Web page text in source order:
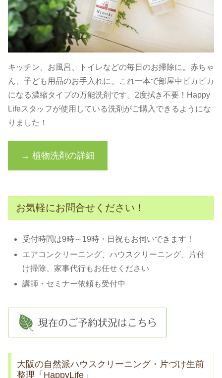
キッチン、お風呂、トイレなどの毎日のお掃除に。赤ちゃ
ん、子ども用品のお手入れに。これ一本で部屋中ピカピカ
になる濃縮タイプの万能洗剤です。2度拭き不要！Happy
Lifeスタッフが使用している洗剤がご購入できるようにな
りました！
→ 植物洗剤の詳細
お気軽にお問合せください！
受付時間は9時～19時・日祝もお伺いできます！
エアコンクリーニング、ハウスクリーニング、片付
け掃除、家事代行もお任せください
講師・セミナー依頼も受付中
大阪の自然派ハウスクリーニング・片づけ生前
整理「HappyLife」